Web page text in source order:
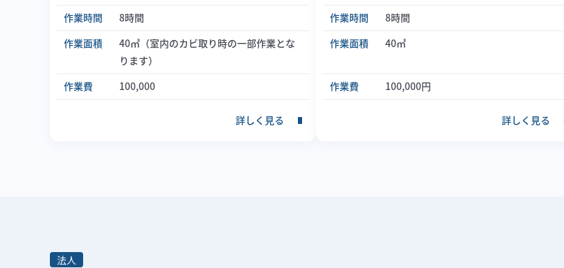
作業時間
8時間
作業面積
40㎡（室内のカビ取り時の一部作業とな
ります）
作業費
100,000
詳しく見る
作業時間
8時間
作業面積
40㎡
作業費 100,000円
詳しく見る
法人